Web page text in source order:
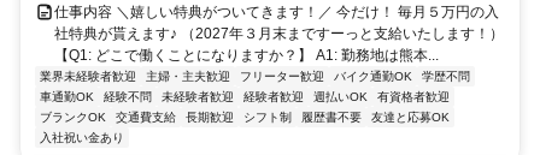
仕事内容 ＼嬉しい特典がついてきます！／ 今だけ！ 毎月５万円の入
社特典が貰えます♪ （2027年３月末まですーっと支給いたします！）
【Q1: どこで働くことになりますか？】 A1: 勤務地は熊本...
業界未経験者歓迎 主婦・主夫歓迎 フリーター歓迎 バイク通勤OK
学歴不問
車通勤OK
経験不問 未経験者歓迎 経験者歓迎 週払いOK
有資格者歓迎
ブランクOK
交通費支給 長期歓迎 シフト制 履歴書不要
友達と応募OK
入社祝い金あり